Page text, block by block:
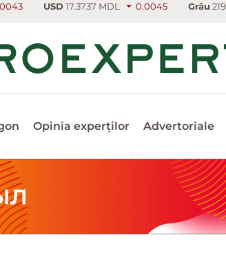
17.3737 MDL 0.0045 Grâu219.75 €/т 4.5
Opinia experților Advertoriale